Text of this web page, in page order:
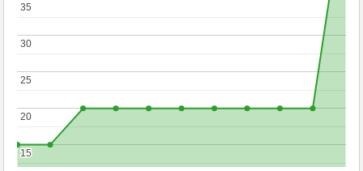
15
15
20
20
25
25
30
30
35
35